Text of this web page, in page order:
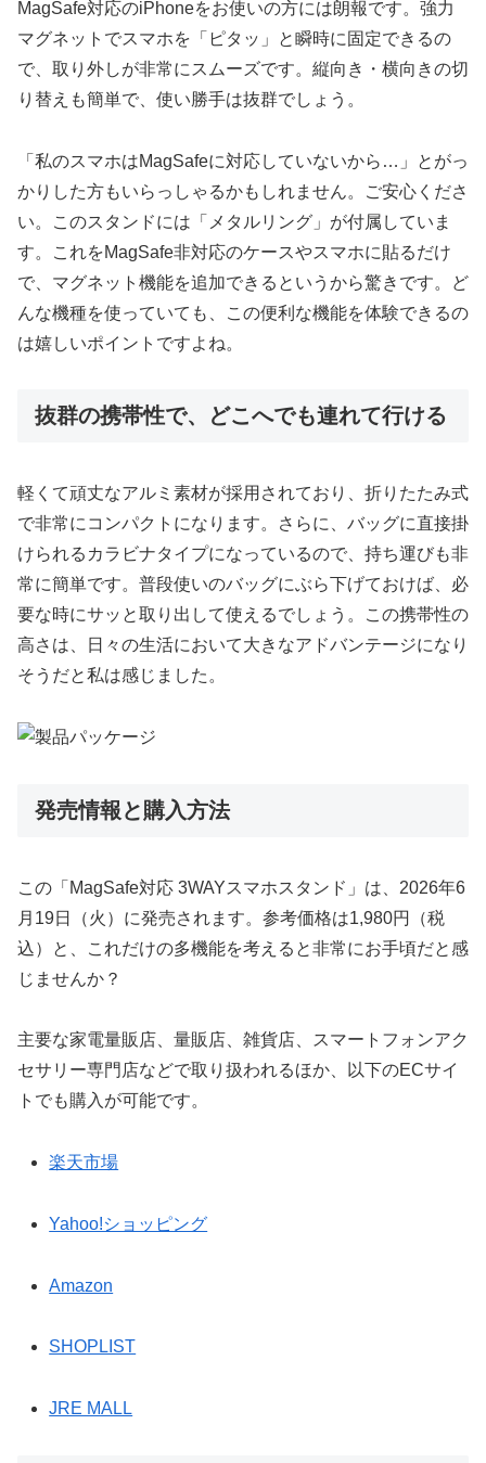
MagSafe対応のiPhoneをお使いの方には朗報です。強力
マグネットでスマホを「ピタッ」と瞬時に固定できるの
で、取り外しが非常にスムーズです。縦向き・横向きの切
り替えも簡単で、使い勝手は抜群でしょう。
「私のスマホはMagSafeに対応していないから…」とがっ
かりした方もいらっしゃるかもしれません。ご安心くださ
い。このスタンドには「メタルリング」が付属していま
す。これをMagSafe非対応のケースやスマホに貼るだけ
で、マグネット機能を追加できるというから驚きです。ど
んな機種を使っていても、この便利な機能を体験できるの
は嬉しいポイントですよね。
抜群の携帯性で、どこへでも連れて行ける
軽くて頑丈なアルミ素材が採用されており、折りたたみ式
で非常にコンパクトになります。さらに、バッグに直接掛
けられるカラビナタイプになっているので、持ち運びも非
常に簡単です。普段使いのバッグにぶら下げておけば、必
要な時にサッと取り出して使えるでしょう。この携帯性の
高さは、日々の生活において大きなアドバンテージになり
そうだと私は感じました。
発売情報と購入方法
この「MagSafe対応 3WAYスマホスタンド」は、2026年6
月19日（火）に発売されます。参考価格は1,980円（税
込）と、これだけの多機能を考えると非常にお手頃だと感
じませんか？
主要な家電量販店、量販店、雑貨店、スマートフォンアク
セサリー専門店などで取り扱われるほか、以下のECサイ
トでも購入が可能です。
楽天市場
Yahoo!ショッピング
Amazon
SHOPLIST
JRE MALL